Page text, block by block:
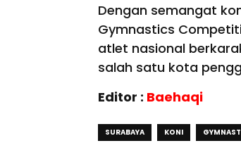
Dengan semangat
Gymnastics
atlet nasional
salah satu kota
Editor : Baehaqi
SURABAYA KONI